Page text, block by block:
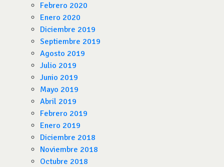
Febrero 2020
Enero 2020
Diciembre 2019
Septiembre 2019
Agosto 2019
Julio 2019
Junio 2019
Mayo 2019
Abril 2019
Febrero 2019
Enero 2019
Diciembre 2018
Noviembre 2018
Octubre 2018